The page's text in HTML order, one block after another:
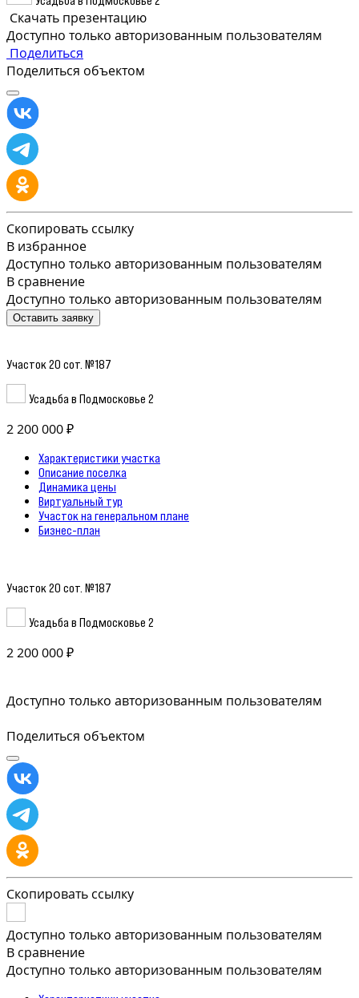
Скачать презентацию
Доступно только авторизованным пользователям
Поделиться
Поделиться объектом
Скопировать ссылку
В избранное
Доступно только авторизованным пользователям
В сравнение
Доступно только авторизованным пользователям
Оставить заявку
Участок 20 сот. №187
Усадьба в Подмосковье 2
2 200 000 ₽
Характеристики участка
Описание поселка
Динамика цены
Виртуальный тур
Участок на генеральном плане
Бизнес-план
Участок 20 сот. №187
Усадьба в Подмосковье 2
2 200 000 ₽
Доступно только авторизованным пользователям
Поделиться объектом
Скопировать ссылку
Доступно только авторизованным пользователям
В сравнение
Доступно только авторизованным пользователям